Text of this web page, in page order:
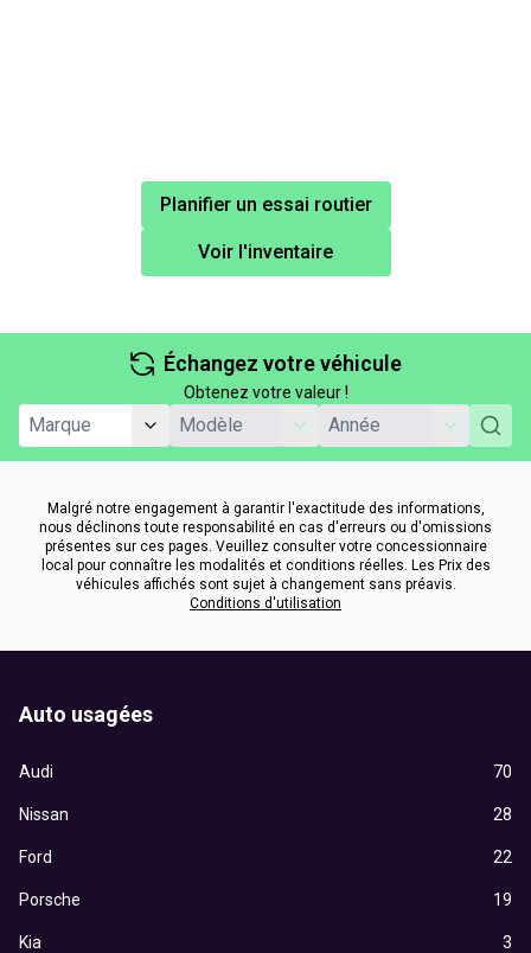
Planifier un essai routier
Voir l'inventaire
Échangez votre véhicule
Obtenez votre valeur !
Malgré notre engagement à garantir l'exactitude des informations,
nous déclinons toute responsabilité en cas d'erreurs ou d'omissions
présentes sur ces pages. Veuillez consulter votre concessionnaire
local pour connaître les modalités et conditions réelles. Les Prix des
véhicules affichés sont sujet à changement sans préavis.
Conditions d'utilisation
Auto usagées
Audi 70
Nissan 28
Ford 22
Porsche 19
Kia 3